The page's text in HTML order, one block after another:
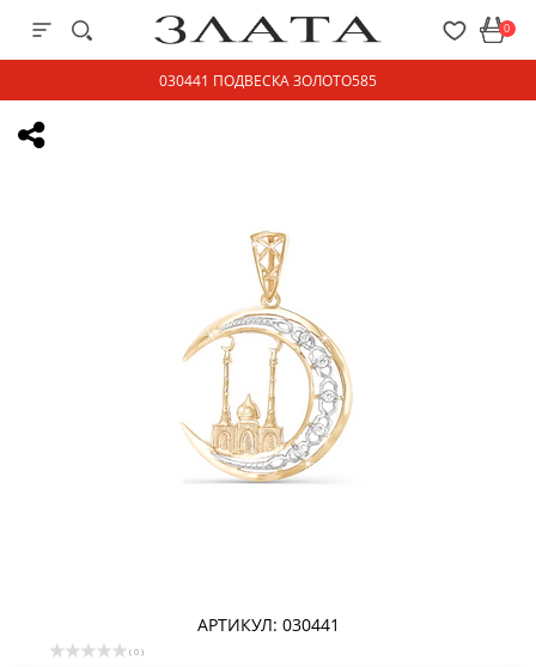
0
030441 ПОДВЕСКА ЗОЛОТО585
АРТИКУЛ: 030441
( 0 )